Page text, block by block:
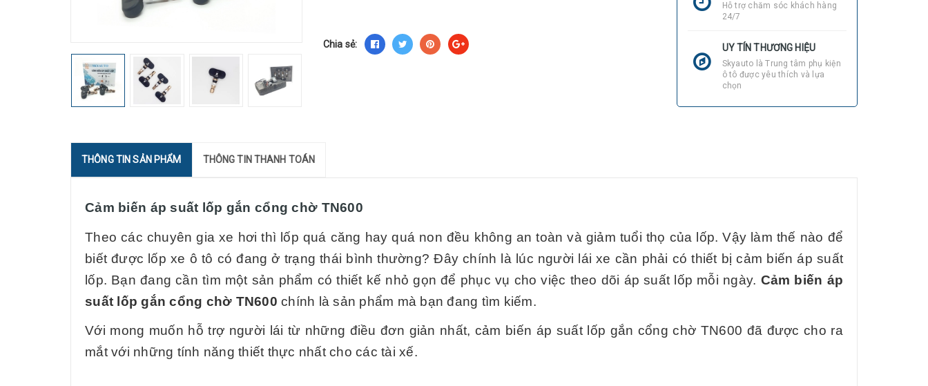
Chia sẻ:
Hỗ trợ chăm sóc khách hàng
24/7
UY TÍN THƯƠNG HIỆU
Skyauto là Trung tâm phụ kiện
ô tô được yêu thích và lựa
chọn
THÔNG TIN SẢN PHẨM THÔNG TIN THANH TOÁN
Cảm biến áp suất lốp gắn cổng chờ TN600
Theo các chuyên gia xe hơi thì lốp quá căng hay quá non đều không an toàn và giảm tuổi thọ của lốp. Vậy làm thế nào để
biết được lốp xe ô tô có đang ở trạng thái bình thường? Đây chính là lúc người lái xe cần phải có thiết bị cảm biến áp suất
lốp. Bạn đang cần tìm một sản phẩm có thiết kế nhỏ gọn để phục vụ cho việc theo dõi áp suất lốp mỗi ngày. Cảm biến áp
suất lốp gắn cổng chờ TN600 chính là sản phẩm mà bạn đang tìm kiếm.
Với mong muốn hỗ trợ người lái từ những điều đơn giản nhất, cảm biến áp suất lốp gắn cổng chờ TN600 đã được cho ra
mắt với những tính năng thiết thực nhất cho các tài xế.